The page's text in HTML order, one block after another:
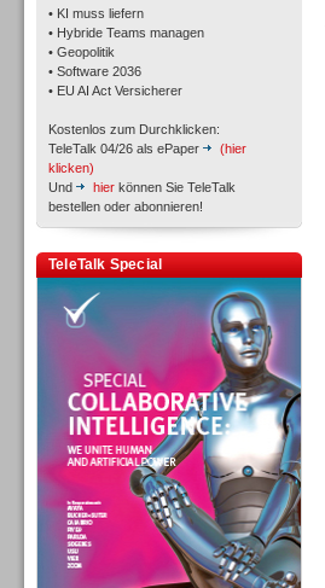
• KI muss liefern
• Hybride Teams managen
• Geopolitik
• Software 2036
• EU AI Act Versicherer
Kostenlos zum Durchklicken:
TeleTalk 04/26 als ePaper
(hier
klicken)
Und
hier können Sie TeleTalk
bestellen oder abonnieren!
TeleTalk Special
Workforce-Management
Personal
Personal
Inbound